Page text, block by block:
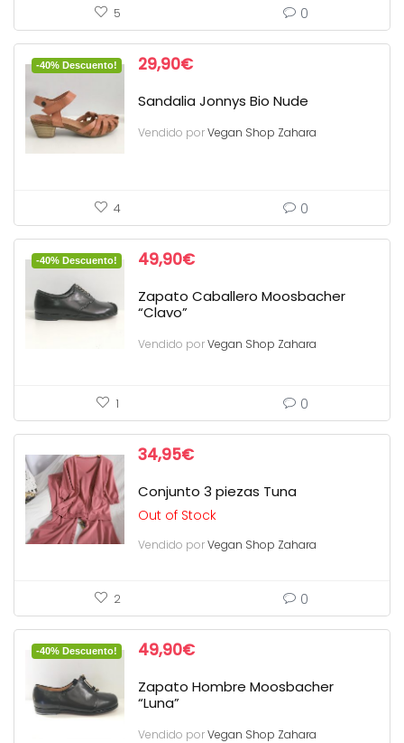
5 0
-40% Descuento! 29,90€
Sandalia Jonnys Bio Nude
Vendido porVegan Shop Zahara
4 0
-40% Descuento! 49,90€
Zapato Caballero Moosbacher
“Clavo”
Vendido porVegan Shop Zahara
1 0
34,95€
Conjunto 3 piezas Tuna
Out of Stock
Vendido porVegan Shop Zahara
2 0
-40% Descuento! 49,90€
Zapato Hombre Moosbacher
“Luna”
Vendido porVegan Shop Zahara